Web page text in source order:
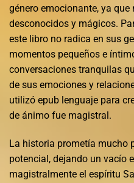
género emocionante, ya
desconocidos y mágicos.
este libro no radica en sus
momentos pequeños e
conversaciones tranquilas
de sus emociones y
utilizó epub lenguaje para
de ánimo fue magistral.
La historia prometía mucho
potencial, dejando un vacío
magistralmente el espíritu